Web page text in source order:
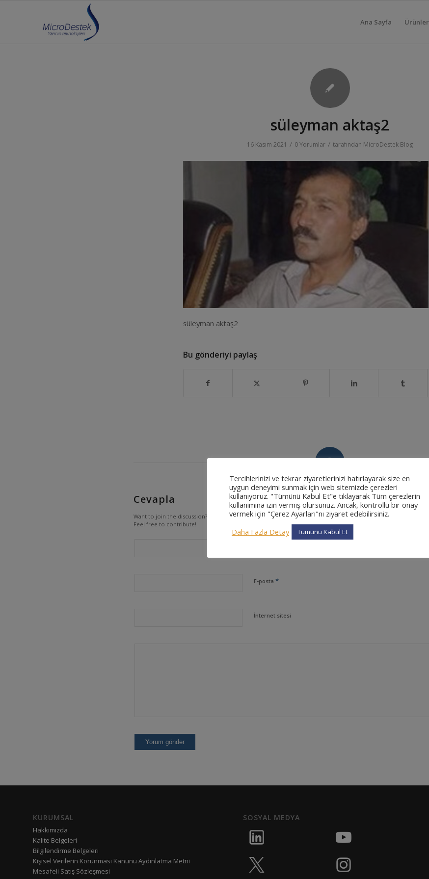
Ana Sayfa Ürünler
süleyman aktaş2
16 Kasım 2021 / 0 Yorumlar / tarafından MicroDestek Blog
süleyman aktaş2
Bu gönderiyi paylaş
0
CEVAPLAR
Cevapla
Want to join the discussion?
Feel free to contribute!
E-posta *
İnternet sitesi
KURUMSAL
Hakkımızda
Kalite Belgeleri
Bilgilendirme Belgeleri
Kişisel Verilerin Korunması Kanunu Aydınlatma Metni
Mesafeli Satış Sözleşmesi
SOSYAL MEDYA
Tercihlerinizi ve tekrar ziyaretlerinizi hatırlayarak size en
uygun deneyimi sunmak için web sitemizde çerezleri
kullanıyoruz. "Tümünü Kabul Et"e tıklayarak Tüm çerezlerin
kullanımına izin vermiş olursunuz. Ancak, kontrollü bir onay
vermek için "Çerez Ayarları"nı ziyaret edebilirsiniz.
Daha Fazla Detay
Tümünü Kabul Et